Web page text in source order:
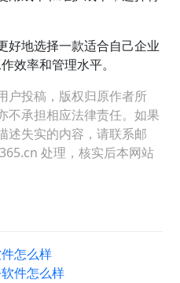
好地选择一款适合自己企业
效率和管理水平。
户投稿，版权归原作者所
不承担相应法律责任。如果
述失实的内容，请联系邮
处理，核实后本网站
怎么样
件怎么样